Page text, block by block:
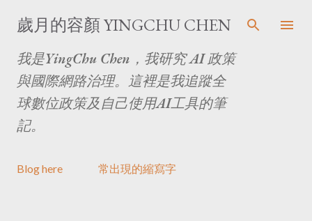
跳至主要內容
歲月的容顏 YINGCHU CHEN
我是YingChu Chen，我研究 AI 政策
與國際網路治理。這裡是我追蹤全
球數位政策及自己使用AI工具的筆
記。
Blog here 常出現的縮寫字